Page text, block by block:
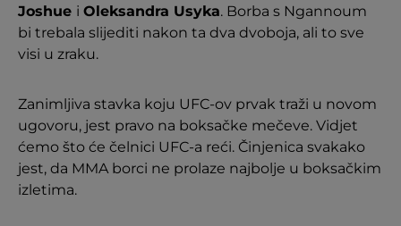
Joshue i Oleksandra Usyka. Borba s Ngannoum
bi trebala slijediti nakon ta dva dvoboja, ali to sve
visi u zraku.
Zanimljiva stavka koju UFC-ov prvak traži u novom
ugovoru, jest pravo na boksačke mečeve. Vidjet
ćemo što će čelnici UFC-a reći. Činjenica svakako
jest, da MMA borci ne prolaze najbolje u boksačkim
izletima.